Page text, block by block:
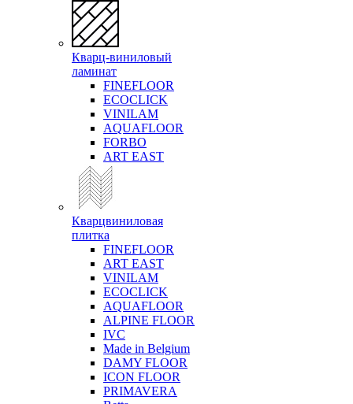
Кварц-виниловый
ламинат
FINEFLOOR
ECOCLICK
VINILAM
AQUAFLOOR
FORBO
ART EAST
Кварцвиниловая
плитка
FINEFLOOR
ART EAST
VINILAM
ECOCLICK
AQUAFLOOR
ALPINE FLOOR
IVC
Made in Belgium
DAMY FLOOR
ICON FLOOR
PRIMAVERA